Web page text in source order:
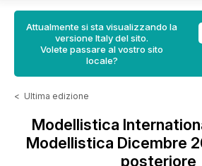
Attualmente si sta visualizzando la
versione Italy del sito.
Volete passare al vostro sito
locale?
< Ultima edizione
Modellistica
Modellistica Dicembre
posteriore